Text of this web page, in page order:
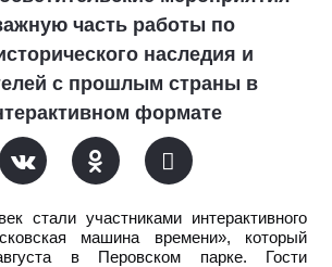
часть работы по
наследия и
с прошлым страны в
формате
стали участниками интерактивного
машина времени», который
в Перовском парке. Гости